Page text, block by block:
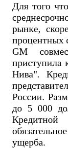
Для того
рынке,
процентных
GM
приступила
Нива".
России.
до 5 000
ущерба.